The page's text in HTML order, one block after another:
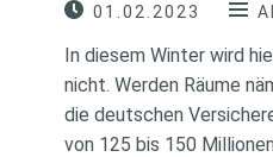
01.02.2023
In diesem Winter wird
nicht. Werden Räume
die deutschen
von 125 bis 150